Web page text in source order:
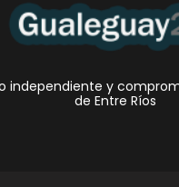
independiente y
de Entre Ríos